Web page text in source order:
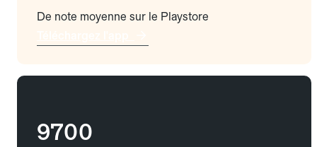
De note moyenne sur le Playstore
9700